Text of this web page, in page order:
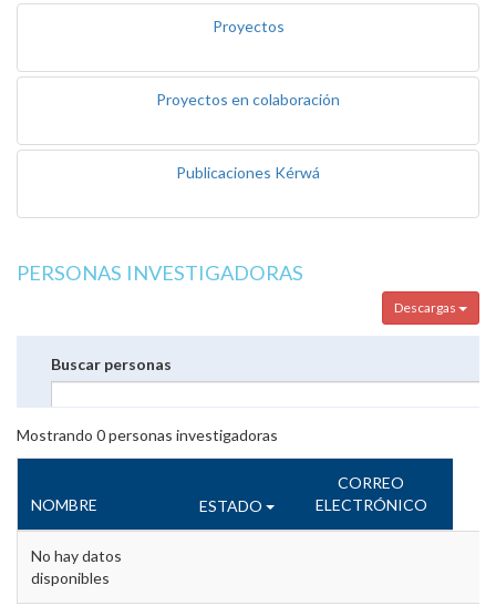
Proyectos
Proyectos en colaboración
Publicaciones Kérwá
PERSONAS INVESTIGADORAS
Descargas
Buscar personas
Mostrando 0personas investigadoras
NOMBRE ESTADO
CORREO
ELECTRÓNICO
No hay datos
disponibles